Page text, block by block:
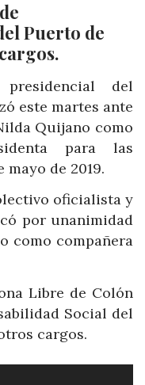
Puerto de
presidencial del
este martes ante
Quijano como
para las
de 2019.
oficialista y
por unanimidad
como compañera
Libre de Colón
Social del
cargos.